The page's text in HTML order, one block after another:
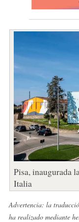
Pisa, inaugurada
Italia
Advertencia: la
ha realizado mediante